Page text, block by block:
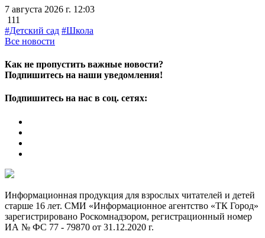
7 августа 2026 г. 12:03
111
#Детский сад #Школа
Все новости
Как не пропустить важные новости?
Подпишитесь на наши уведомления!
Подпишитесь на нас в соц. сетях:
Информационная продукция для взрослых читателей и детей
старше 16 лет. СМИ «Информационное агентство «ТК Город»
зарегистрировано Роскомнадзором, регистрационный номер
ИА № ФС 77 - 79870 от 31.12.2020 г.